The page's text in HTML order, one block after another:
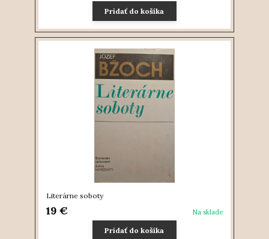
Pridať do košíka
Literárne soboty
19 € Na sklade
Pridať do košíka